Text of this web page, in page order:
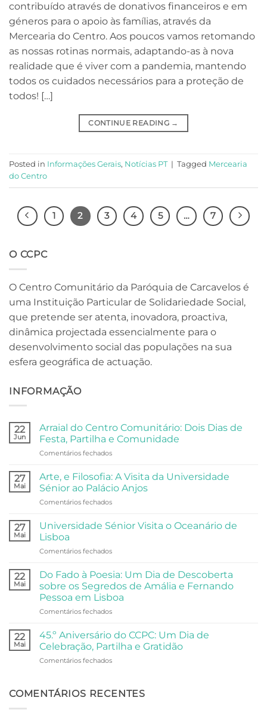
contribuído através de donativos financeiros e em
géneros para o apoio às famílias, através da
Mercearia do Centro. Aos poucos vamos retomando
as nossas rotinas normais, adaptando-as à nova
realidade que é viver com a pandemia, mantendo
todos os cuidados necessários para a proteção de
todos! […]
CONTINUE READING →
Posted in Informações Gerais, Notícias PT | Tagged Mercearia
do Centro
1 2 3 4 5 … 7
O CCPC
O Centro Comunitário da Paróquia de Carcavelos é
uma Instituição Particular de Solidariedade Social,
que pretende ser atenta, inovadora, proactiva,
dinâmica projectada essencialmente para o
desenvolvimento social das populações na sua
esfera geográfica de actuação.
INFORMAÇÃO
22
Jun
Arraial do Centro Comunitário: Dois Dias de
Festa, Partilha e Comunidade
Comentários fechadosem
do
Centro
Comunitário:
Dois
de
e
27
Mai
Arte, e Filosofia: A Visita da Universidade
Sénior ao Palácio Anjos
Comentários fechadosem
e
Visita
Universidade
Sénior
Palácio
Anjos
27
Mai
Universidade Sénior Visita o Oceanário de
Lisboa
Comentários fechadosem
Sénior
Visita
o
Oceanário
de
22
Mai
Do Fado à Poesia: Um Dia de Descoberta
sobre os Segredos de Amália e Fernando
Pessoa em Lisboa
Comentários fechadosem
Fado
à
Poesia:
Um
Descoberta
22
Mai
45.º Aniversário do CCPC: Um Dia de
Celebração, Partilha e Gratidão
Comentários fechadosem
do
COMENTÁRIOS RECENTES